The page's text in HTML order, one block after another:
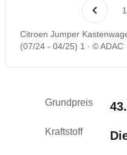
1
Citroen Jumper
(07/24 - 04/25) 1
© ADAC
Grundpreis
Kraftstoff